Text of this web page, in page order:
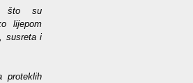
što su
lijepom
susreta i
proteklih